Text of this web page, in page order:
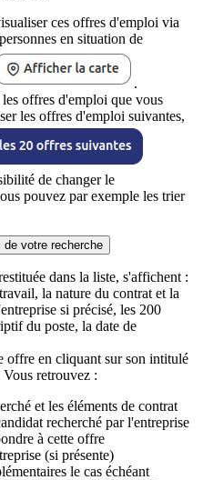
ces offres d'emploi via
en situation de
.
offres d'emploi que vous
les offres d'emploi suivantes,
de changer le
pouvez par exemple les trier
votre recherche
dans la liste, s'affichent :
la nature du contrat et la
si précisé, les 200
du poste, la date de
offre en cliquant sur son intitulé
retrouvez :
et les éléments de contrat
recherché par l'entreprise
à cette offre
(si présente)
le cas échéant